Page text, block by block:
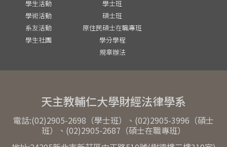
學生活動
學術活動
系友活動
學生社團
學士班
碩士班
原住民碩士在職專班
學分學程
規章辦法
天主教輔仁大學財經法律學系
電話:(02)2905-2698（學士班）、(02)2905-3996（碩士
班）、(02)2905-2687（碩士在職專班）